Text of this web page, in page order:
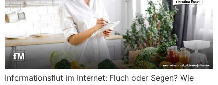
Informationsflut im Internet: Fluch oder Segen? Wie